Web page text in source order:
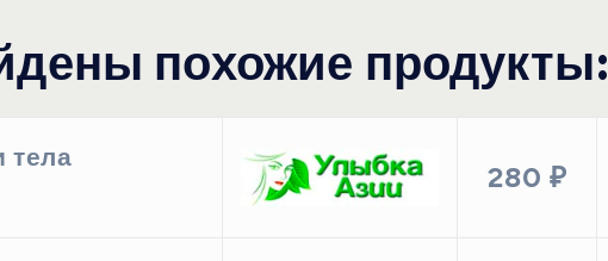
похожие продукты:
тела
280 ₽